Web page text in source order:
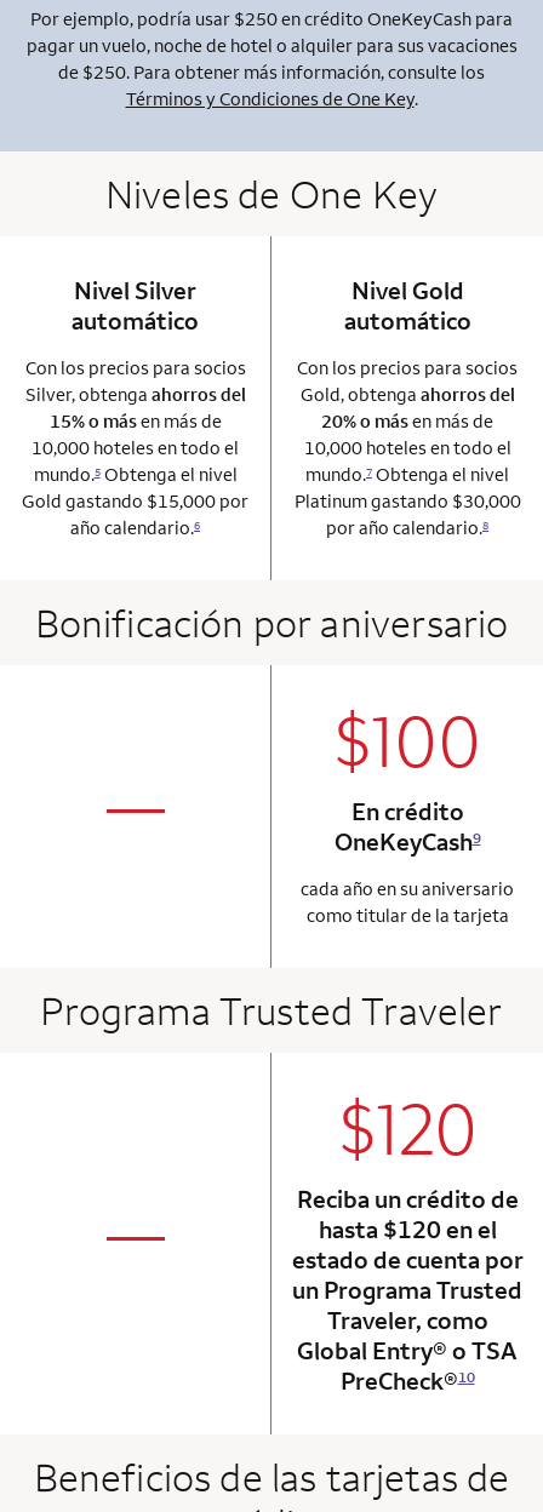
Por ejemplo, podría usar $250 en crédito OneKeyCash para
pagar un vuelo, noche de hotel o alquiler para sus vacaciones
de $250. Para obtener más información, consulte los
Términos y Condiciones de One Key.
Niveles de One Key
column 1 Onkey card
Nivel Silver
automático
Con los precios para socios
Silver, obtenga ahorros del
15% o másen más de
10,000 hoteles en todo el
mundo.5Obtenga el nivel
Gold gastando $15,000 por
año calendario.6
column 2
Nivel Gold
automático
Con los precios para socios
Gold, obtenga ahorros del
20% o másen más de
10,000 hoteles en todo el
mundo.7 Obtenga el nivel
Platinum gastando $30,000
por año calendario.8
Bonificación por aniversario
—not
column 2
$100
En crédito
OneKeyCash9
cada año en su aniversario
como titular de la tarjeta
Programa Trusted Traveler
column 1 Onkey card
—not
column 2
$120
Reciba un crédito de
hasta $120 en el
estado de cuenta por
un Programa Trusted
Traveler, como
Global Entry® o TSA
PreCheck®10
Beneficios de las tarjetas de